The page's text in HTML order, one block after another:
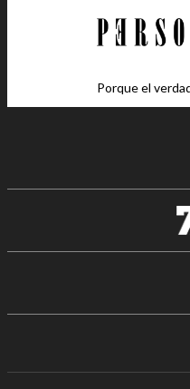
Porque el